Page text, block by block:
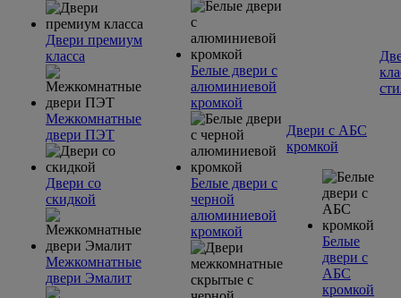
Двери премиум
класса
Межкомнатные
двери ПЭТ
Двери со
скидкой
Межкомнатные
двери Эмалит
Белые двери с
алюминиевой
кромкой
Белые двери с
черной
алюминиевой
кромкой
Двери с АБС
кромкой
Белые
двери с
АБС
кромкой